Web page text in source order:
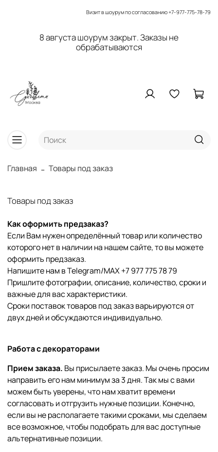
Визит в шоурум по согласованию+7-977-775-78-79
8 августа шоурум закрыт. Заказы не
обрабатываются
Главная Товары под заказ
Товары под заказ
Как оформить предзаказ?
Если Вам нужен определённый товар или количество
которого нет в наличии на нашем сайте, то вы можете
оформить предзаказ.
Напишите нам в Telegram/MAX +7 977 775 78 79
Пришлите фотографии, описание, количество, сроки и
важные для вас характеристики.
Сроки поставок товаров под заказ варьируются от
двух дней и обсуждаются индивидуально.
Работа с декораторами
Прием заказа. Вы присылаете заказ. Мы очень просим
направить его нам минимум за 3 дня. Так мы с вами
можем быть уверены, что нам хватит времени
согласовать и отгрузить нужные позиции. Конечно,
если вы не располагаете такими сроками, мы сделаем
все возможное, чтобы подобрать для вас доступные
альтернативные позиции.